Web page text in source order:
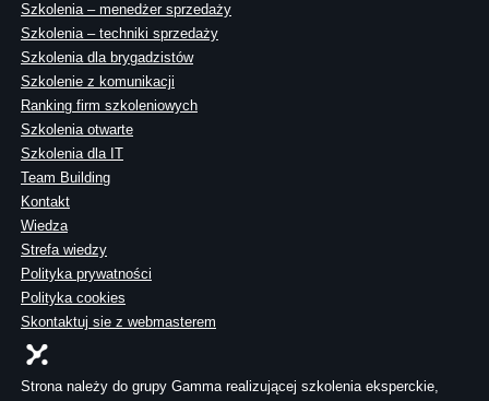
Szkolenia – menedżer sprzedaży
Szkolenia – techniki sprzedaży
Szkolenia dla brygadzistów
Szkolenie z komunikacji
Ranking firm szkoleniowych
Szkolenia otwarte
Szkolenia dla IT
Team Building
Kontakt
Wiedza
Strefa wiedzy
Polityka prywatności
Polityka cookies
Skontaktuj sie z webmasterem
Strona należy do grupy Gamma realizującej szkolenia eksperckie,